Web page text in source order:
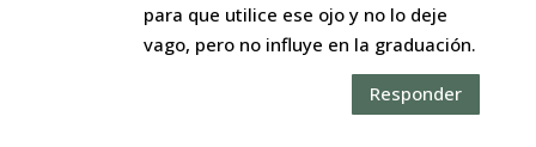
para que utilice ese ojo y no lo deje
vago, pero no influye en la graduación.
Responder